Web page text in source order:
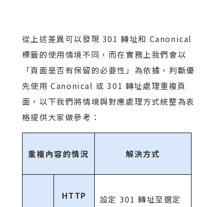
從上述差異可以發現 301 轉址和 Canonical
標籤的使用情境不同，而在實務上我們會以
「頁面是否有保留的必要性」為依據，判斷優
先使用 Canonical 或 301 轉址處理重複頁
面，以下我們將情境與對應處理方式統整為表
格提供大家做參考：
重複內容的情況 解決方式
HTTP
設定 301 轉址至選定